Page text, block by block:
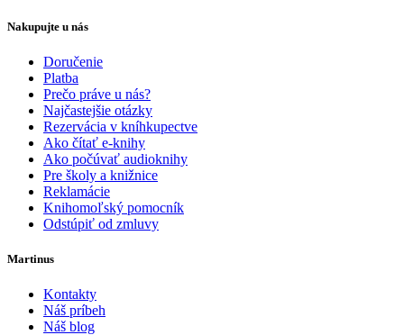
Nakupujte u nás
Doručenie
Platba
Prečo práve u nás?
Najčastejšie otázky
Rezervácia v kníhkupectve
Ako čítať e-knihy
Ako počúvať audioknihy
Pre školy a knižnice
Reklamácie
Knihomoľský pomocník
Odstúpiť od zmluvy
Martinus
Kontakty
Náš príbeh
Náš blog